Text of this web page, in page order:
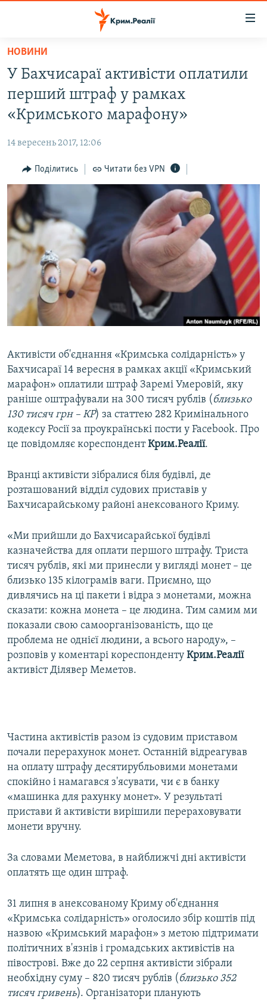
Перейти
основного
матеріалу
Перейти
до
основної
навігації
Перейти
до
пошуку
ВІДЕО ТА ФОТО
БЛОГИ
ПОГЛЯД
ІНТЕРВ'Ю
ВСЕ ЗА ДЕНЬ
СПЕЦПРОЕКТИ
ДЕПОРТАЦІЯ
ВІДЕОУРОКИ «ELIFBE»
СВІДЧЕННЯ ОКУПАЦІЇ
УКРАЇНСЬКА ПРОБЛЕМА КРИМУ
ЯК ОБІЙТИ БЛОКУВАННЯ
Русский
Qırımtatar
Усі сайти RFE/RL
НОВИНИ
У Бахчисараї активісти оплатили
перший штраф у рамках
«Кримського марафону»
14 вересень 2017, 12:06
Поділитись Читати без VPN
Активісти об'єднання «Кримська солідарність» у
Бахчисараї 14 вересня в рамках акції «Кримський
марафон» оплатили штраф Заремі Умеровій, яку
раніше оштрафували на 300 тисяч рублів ( близько
130 тисяч грн – КР) за статтею 282 Кримінального
кодексу Росії за проукраїнські пости у Facebook. Про
це повідомляє кореспондентКрим.Реалії.
Вранці активісти зібралися біля будівлі, де
розташований відділ судових приставів у
Бахчисарайському районі анексованого Криму.
«Ми прийшли до Бахчисарайської будівлі
казначейства для оплати першого штрафу. Триста
тисяч рублів, які ми принесли у вигляді монет – це
близько 135 кілограмів ваги. Приємно, що
дивлячись на ці пакети і відра з монетами, можна
сказати: кожна монета – це людина. Тим самим ми
показали свою самоорганізованість, що це
проблема не однієї людини, а всього народу», –
розповів у коментарі кореспонденту Крим.Реалії
активіст Ділявер Меметов.
Частина активістів разом із судовим приставом
почали перерахунок монет. Останній відреагував
на оплату штрафу десятирубльовими монетами
спокійно і намагався з'ясувати, чи є в банку
«машинка для рахунку монет». У результаті
пристави й активісти вирішили перераховувати
монети вручну.
За словами Меметова, в найближчі дні активісти
оплатять ще один штраф.
31 липня в анексованому Криму об'єднання
«Кримська солідарність» оголосило збір коштів під
назвою «Кримський марафон» з метою підтримати
політичних в'язнів і громадських активістів на
півострові. Вже до 22 серпня активісти зібрали
необхідну суму – 820 тисяч рублів ( близько 352
тисяч гривень). Організатори планують